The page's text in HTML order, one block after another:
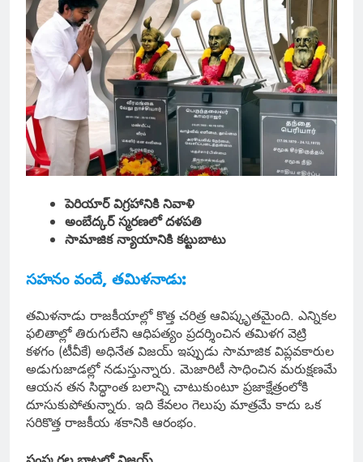
పెరియార్ విగ్రహానికి నివాళి
అంబేద్కర్ స్మరణలో దళపతి
సామాజిక న్యాయానికి కట్టుబాటు
సహనం వందే, తమిళనాడు:
తమిళనాడు రాజకీయాల్లో కొత్త చరిత్ర ఆవిష్కృతమైంది. ఎన్నికల
ఫలితాల్లో తిరుగులేని ఆధిపత్యం ప్రదర్శించిన తమిళగ వెట్రి
కళగం (టీవీకే) అధినేత విజయ్ ఇప్పుడు సామాజిక విప్లవకారుల
అడుగుజాడల్లో నడుస్తున్నారు. మెజారిటీ సాధించిన మరుక్షణమే
ఆయన తన సిద్ధాంత బలాన్ని చాటుకుంటూ ప్రజాక్షేత్రంలోకి
దూసుకుపోతున్నారు. ఇది కేవలం గెలుపు మాత్రమే కాదు ఒక
సరికొత్త రాజకీయ శకానికి ఆరంభం.